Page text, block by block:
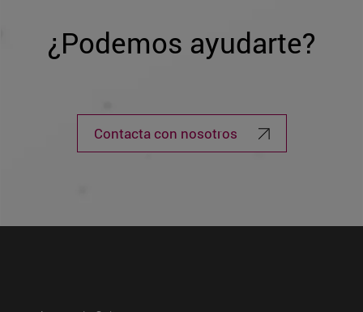
¿Podemos ayudarte?
Contacta con nosotros